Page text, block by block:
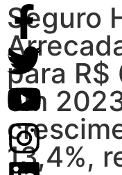
Seguro
para R$
em
13,4%,